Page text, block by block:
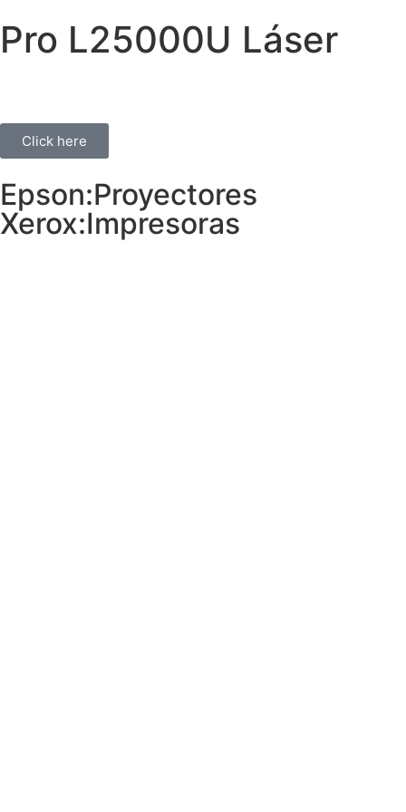
Pro L25000U Láser
Click here
Epson:Proyectores
Xerox:Impresoras